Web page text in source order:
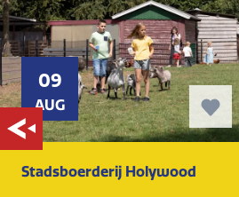
09
AUG
Stadsboerderij Holywood